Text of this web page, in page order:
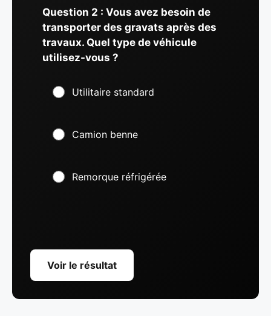
Question 2 : Vous avez besoin de
transporter des gravats après des
travaux. Quel type de véhicule
utilisez-vous ?
Utilitaire standard
Camion benne
Remorque réfrigérée
Voir le résultat